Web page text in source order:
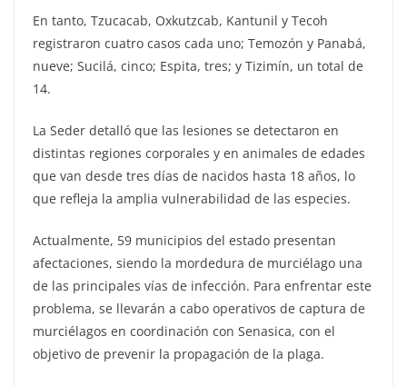
En tanto, Tzucacab, Oxkutzcab, Kantunil y Tecoh
registraron cuatro casos cada uno; Temozón y Panabá,
nueve; Sucilá, cinco; Espita, tres; y Tizimín, un total de
14.
La Seder detalló que las lesiones se detectaron en
distintas regiones corporales y en animales de edades
que van desde tres días de nacidos hasta 18 años, lo
que refleja la amplia vulnerabilidad de las especies.
Actualmente, 59 municipios del estado presentan
afectaciones, siendo la mordedura de murciélago una
de las principales vías de infección. Para enfrentar este
problema, se llevarán a cabo operativos de captura de
murciélagos en coordinación con Senasica, con el
objetivo de prevenir la propagación de la plaga.